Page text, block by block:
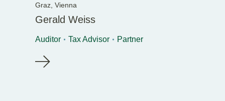
Graz, Vienna
Gerald Weiss
Auditor Tax Advisor Partner